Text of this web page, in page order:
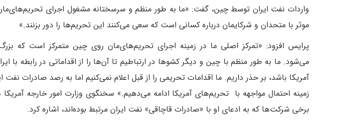
واردات نفت ایران توسط چین، گفت: «ما به طور منظم و سرسختانه مشغول اجرای
موثر با متحدان و شرکایمان درباره کسانی است که سعی می‌کنند این تحریم‌ها را دور بزنند.»
پرایس افزود: «تمرکز اصلی ما در زمینه اجرای تحریم‌های‌مان روی چین متمرکز است که
می‌شود. ما به طور منظم با چین و دیگر کشوها در ارتباطیم تا آن‌ها را از اقداماتی در رابطه
آمریکا باشد، بر حذر داریم. ما اقدامات تحریمی را از قبل اعلام نمی‌کنیم اما به رصد صادرات
زمینه احتمال مواجهه با تحریم‌های آمریکا ادامه می‌دهیم.» سخنگوی‌ وزارت امور خارجه
برخی شرکت‌ها که به ادعای او با «صادرات قاچاقی» نفت ایران مرتبط بوده‌اند، اشاره کرد.